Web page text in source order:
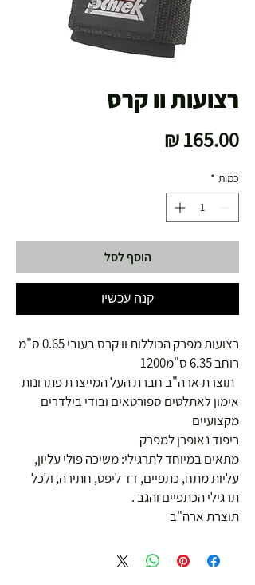
רצועות וו קרס
כמות *
הוסף לסל
קנה עכשיו
רוחב 6.35 ס"מ1200
מקצועיים
ריפוד נאופרן למפרק
תרגילי הכתפיים והגב .
תוצרת ארה"ב